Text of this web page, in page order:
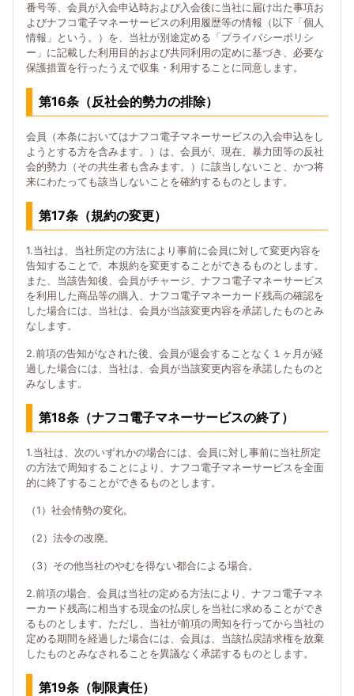
番号等、会員が入会申込時および入会後に当社に届け出た事項お
よびナフコ電子マネーサービスの利用履歴等の情報（以下「個人
情報」という。）を、当社が別途定める「プライバシーポリシ
ー」に記載した利用目的および共同利用の定めに基づき、必要な
保護措置を行ったうえで収集・利用することに同意します。
第16条（反社会的勢力の排除）
会員（本条においてはナフコ電子マネーサービスの入会申込をし
ようとする方を含みます。）は、会員が、現在、暴力団等の反社
会的勢力（その共生者も含みます。）に該当しないこと、かつ将
来にわたっても該当しないことを確約するものとします。
第17条（規約の変更）
1.当社は、当社所定の方法により事前に会員に対して変更内容を
告知することで、本規約を変更することができるものとします。
また、当該告知後、会員がチャージ、ナフコ電子マネーサービス
を利用した商品等の購入、ナフコ電子マネーカード残高の確認を
した場合には、当社は、会員が当該変更内容を承諾したものとみ
なします。
2.前項の告知がなされた後、会員が退会することなく１ヶ月が経
過した場合には、当社は、会員が当該変更内容を承諾したものと
みなします。
第18条（ナフコ電子マネーサービスの終了）
1.当社は、次のいずれかの場合には、会員に対し事前に当社所定
の方法で周知することにより、ナフコ電子マネーサービスを全面
的に終了することができるものとします。
（1）社会情勢の変化。
（2）法令の改廃。
（3）その他当社のやむを得ない都合による場合。
2.前項の場合、会員は当社の定める方法により、ナフコ電子マネ
ーカード残高に相当する現金の払戻しを当社に求めることができ
るものとします。ただし、当社が前項の周知を行ってから当社の
定める期間を経過した場合には、会員は、当該払戻請求権を放棄
したものとみなされることを異議なく承諾するものとします。
第19条（制限責任）